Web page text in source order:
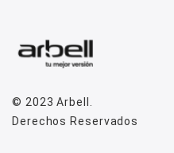
© 2023Arbell
Derechos Reservados